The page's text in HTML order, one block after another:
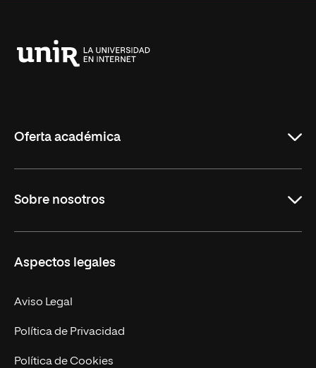
Oferta académica
Másteres Oficiales
Doctorados
Experto Universitario
Postgrados
Cursos Universitarios
Sobre nosotros
Facultades
Nuestro Equipo
Trabaja en UNIR
Actualidad
Aspectos legales
Aviso Legal
Política de Privacidad
Política de Cookies